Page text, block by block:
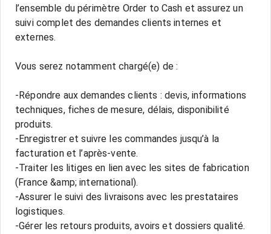
l’ensemble du périmètre Order to Cash et assurez un
suivi complet des demandes clients internes et
externes.
Vous serez notamment chargé(e) de :
-Répondre aux demandes clients : devis, informations
techniques, fiches de mesure, délais, disponibilité
produits.
-Enregistrer et suivre les commandes jusqu’à la
facturation et l’après-vente.
-Traiter les litiges en lien avec les sites de fabrication
(France &amp; international).
-Assurer le suivi des livraisons avec les prestataires
logistiques.
-Gérer les retours produits, avoirs et dossiers qualité.